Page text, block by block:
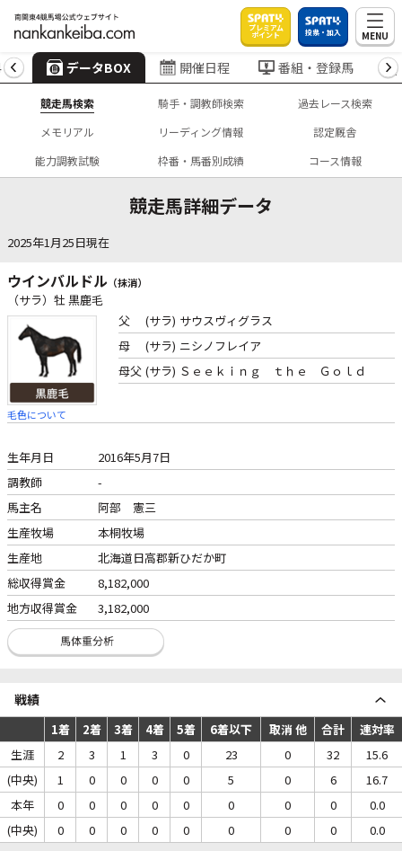
プレミアム
ポイント 投票・加入 MENU
データBOX 開催日程 番組・登録馬
競走馬検索 騎手・調教師検索
過去レース検索
メモリアル
リーディング情報
認定厩舎
能力調教試験
枠番・馬番別成績 コース情報
競走馬詳細データ
2025年1月25日現在
ウインバルドル （抹消）
（サラ）牡 黒鹿毛
毛色について
父 (サラ) サウスヴィグラス
母
(サラ) ニシノフレイア
母父 (サラ) Ｓｅｅｋｉｎｇ ｔｈｅ Ｇｏｌｄ
生年月日
2016年5月7日
調教師
-
馬主名
阿部 憲三
生産牧場
本桐牧場
生産地
北海道日高郡新ひだか町
総収得賞金
8,182,000
地方収得賞金
3,182,000
戦績
1着 2着 3着 4着 5着 6着以下 取消 他 合計
連対率
生涯
2 3 1 3 0 23 0 32
15.6
(中央)
1 0 0 0 0 5 0 6
16.7
本年
0 0 0 0 0 0 0 0
0.0
(中央)
0 0 0 0 0 0 0 0 0.0